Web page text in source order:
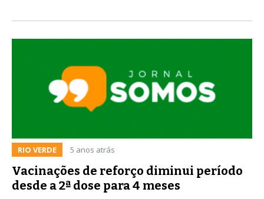
RIO VERDE 5 anos atrás
Vacinações de reforço diminui período
desde a 2ª dose para 4 meses